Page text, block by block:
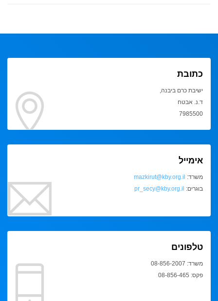
כתובת
ישיבת כרם ביבנה,
ד.נ. אבטח
7985500
אימייל
משרד: mazkirut@kby.org.il
בוגרים: pr_secy@kby.org.il
טלפונים
משרד: 08-856-2007
פקס: 08-856-465